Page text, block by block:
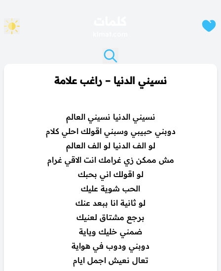
نسيني الدنيا – راغب علامة
نسيني الدنيا نسيني العالم
دوبني حبيبي وسبني اقولك احلي كلام
لو الف الدنيا لو الف العالم
مش ممكن زي غرامك انت الاقي غرام
لو اقولك اني بحبك
الحب شوية عليك
لو ثانية انا ببعد عنك
برجع مشتاق لعنيك
ضمني خليك وياية
دوبني ودوب في هواية
تعال نعيش اجمل ايام